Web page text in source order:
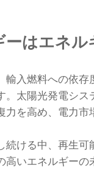
はエネ
輸入燃料への依
。太陽光発電シ
力を高め、電力
続ける中、再生
いエネルギーの